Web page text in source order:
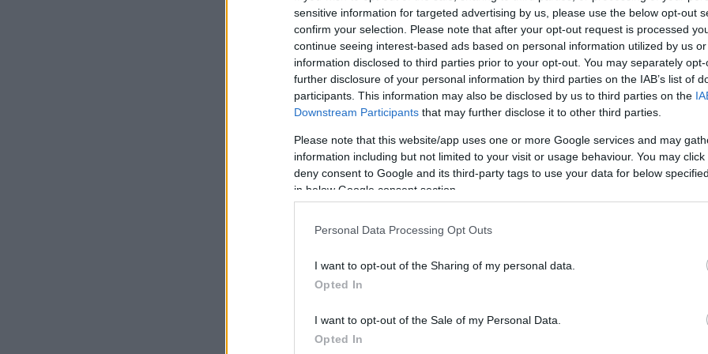
sensitive information for targeted advertising by us, please use the below opt-out
confirm your selection. Please note that after your opt-out request is processed
continue seeing interest-based ads based on personal information utilized by us
information disclosed to third parties prior to your opt-out. You may separately
further disclosure of your personal information by third parties on the IAB’s list of
participants. This information may also be disclosed by us to third parties on the
Downstream Participants that may further disclose it to other third parties.
Please note that this website/app uses one or more Google services and may
information including but not limited to your visit or usage behaviour. You may
deny consent to Google and its third-party tags to use your data for below
in below Google consent section.
Personal Data Processing Opt Outs
I want to opt-out of the Sharing of my personal data.
Opted In
I want to opt-out of the Sale of my Personal Data.
Opted In
ΔΙΑΦΗΜΙΣΗ